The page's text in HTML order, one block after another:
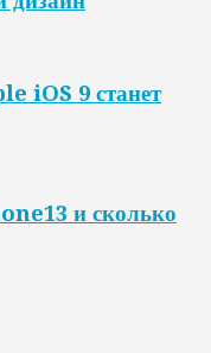
iOS 9 станет
и сколько